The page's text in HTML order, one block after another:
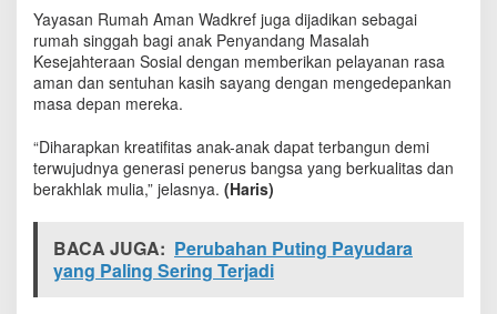
a
l
a
h
g
u
a
a
n
p
z
Yayasan Rumah Aman Wadkref juga dijadikan sebagai
rumah singgah bagi anak Penyandang Masalah
Kesejahteraan Sosial dengan memberikan pelayanan rasa
aman dan sentuhan kasih sayang dengan mengedepankan
masa depan mereka.
“Diharapkan kreatifitas anak-anak dapat terbangun demi
terwujudnya generasi penerus bangsa yang berkualitas dan
berakhlak mulia,” jelasnya. (Haris)
BACA JUGA: Perubahan Puting Payudara
yang Paling Sering Terjadi